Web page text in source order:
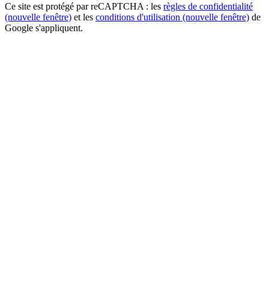
Ce site est protégé par reCAPTCHA : les règles de confidentialité
(nouvelle fenêtre) et les conditions d'utilisation (nouvelle fenêtre) de
Google s'appliquent.